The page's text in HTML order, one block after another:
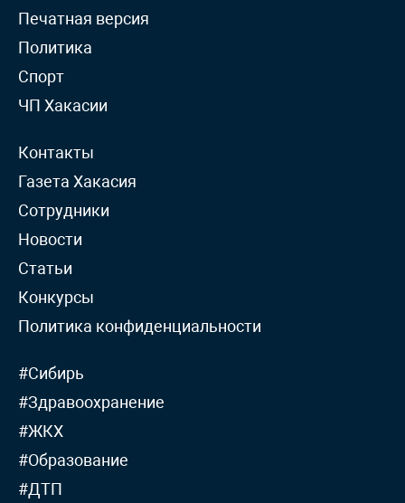
Печатная версия
Политика
Спорт
ЧП Хакасии
Контакты
Газета Хакасия
Сотрудники
Новости
Статьи
Конкурсы
Политика конфиденциальности
#Сибирь
#Здравоохранение
#ЖКХ
#Образование
#ДТП